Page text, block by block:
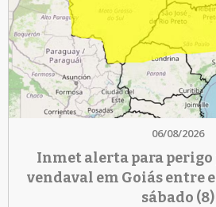
06/08/2026
Inmet alerta para
vendaval em Goiás entre
sábado (8)